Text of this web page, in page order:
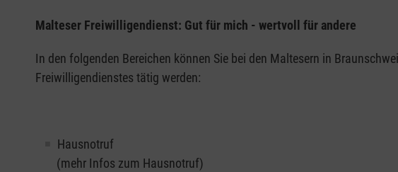
Malteser Freiwilligendienst: Gut für mich - wertvoll für andere
In den folgenden Bereichen können Sie bei den Maltesern in
Freiwilligendienstes tätig werden:
Hausnotruf
(mehr Infos zum Hausnotruf)